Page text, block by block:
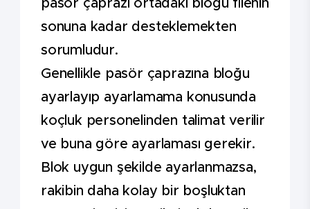
pasör çaprazı ortadaki bloğu filenin
sonuna kadar desteklemekten
sorumludur.
Genellikle pasör çaprazına bloğu
ayarlayıp ayarlamama konusunda
koçluk personelinden talimat verilir
ve buna göre ayarlaması gerekir.
Blok uygun şekilde ayarlanmazsa,
rakibin daha kolay bir boşluktan